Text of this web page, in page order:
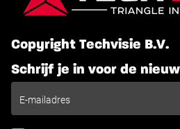
Copyright Techvisie B.V.
Schrijf je in voor de